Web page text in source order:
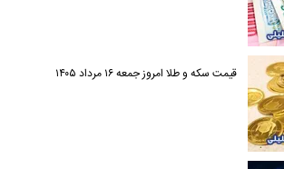
قیمت سکه و طلا امروز جمعه ۱۶ مرداد ۱۴۰۵